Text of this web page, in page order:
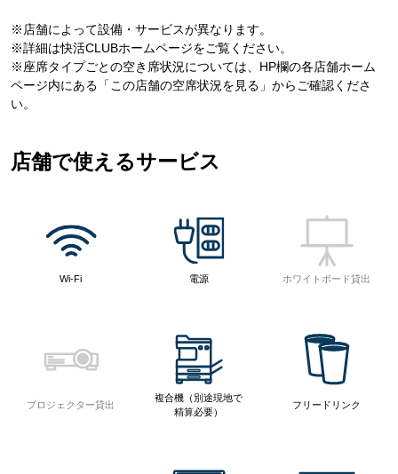
※店舗によって設備・サービスが異なります。
※詳細は快活CLUBホームページをご覧ください。
※座席タイプごとの空き席状況については、HP欄の各店舗ホーム
ページ内にある「この店舗の空席状況を見る」からご確認くださ
い。
店舗で使えるサービス
Wi-Fi 電源 ホワイトボード貸出
プロジェクター貸出
複合機（別途現地で
精算必要）
フリードリンク